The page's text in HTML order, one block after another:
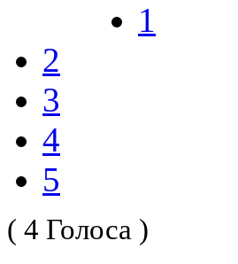
1
2
3
4
5
( 4 Голоса )